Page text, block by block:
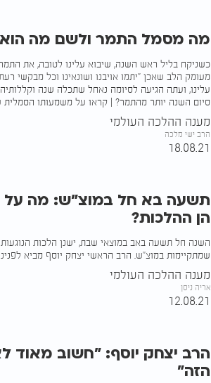
מה מסמל התמר ולשם מה הוא
כשניקח בליל ראש השנה, שיבוא עלינו לטובה, את
מעומק הלב שאכן "יתמו אויבנו ושונאינו וכל מבקשי
עלינו, ועתה הגיעה לסיומה נאחל שתכלה שנה
סיום השנה יותר מהתמר? | קראו על משמעותו
מענה ההלכה העולמי
הרב ישי מלכה
18.08.21
תשעה בא חל במוצ"ש: מה על
הן ההלכות?
השנה חל תשעה באב במוצאי שבת, ישנן הלכות
שמתקיימות במוצ"ש. הרב הראשי יצחק יוסף מביא
מענה ההלכה העולמי
אריה ניסן
12.08.21
הרב יצחק יוסף: "חשוב מאוד
הזה"